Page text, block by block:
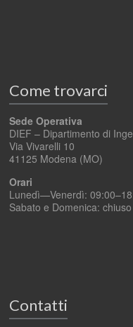
Come trovarci
Sede Operativa
DIEF – Dipartimento di
Via Vivarelli 10
41125 Modena (MO)
Orari
Lunedì—Venerdì:
Sabato e Domenica: chiuso
Contatti